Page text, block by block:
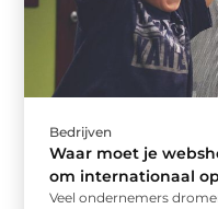
Bedrijven
Waar moet je
om internationaal
Veel ondernemers